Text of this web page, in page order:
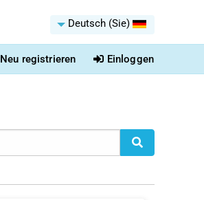
Deutsch (Sie)
Neu registrieren Einloggen